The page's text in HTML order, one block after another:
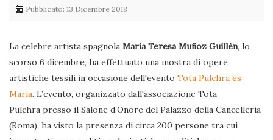
Pubblicato: 13 Dicembre 2018
La celebre artista spagnola María Teresa Muñoz Guillén, lo
scorso 6 dicembre, ha effettuato una mostra di opere
artistiche tessili in occasione dell'evento Tota Pulchra es
Maria. L’evento, organizzato dall'associazione Tota
Pulchra presso il Salone d’Onore del Palazzo della Cancelleria
(Roma), ha visto la presenza di circa 200 persone tra cui